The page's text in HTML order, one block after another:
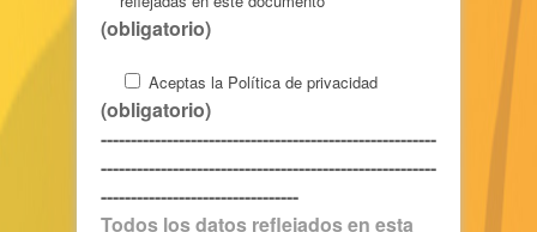
(obligatorio)
Aceptas la Política de privacidad
(obligatorio)
--------------------------------------------------------
--------------------------------------------------------
---------------------------------
Todos los datos reflejados en esta